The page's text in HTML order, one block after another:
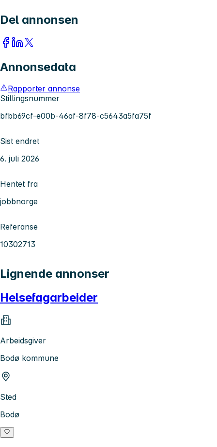
Del annonsen
Annonsedata
Rapporter annonse
Stillingsnummer
bfbb69cf-e00b-46af-8f78-c5643a5fa75f
Sist endret
6. juli 2026
Hentet fra
jobbnorge
Referanse
10302713
Lignende annonser
Helsefagarbeider
Arbeidsgiver
Bodø kommune
Sted
Bodø